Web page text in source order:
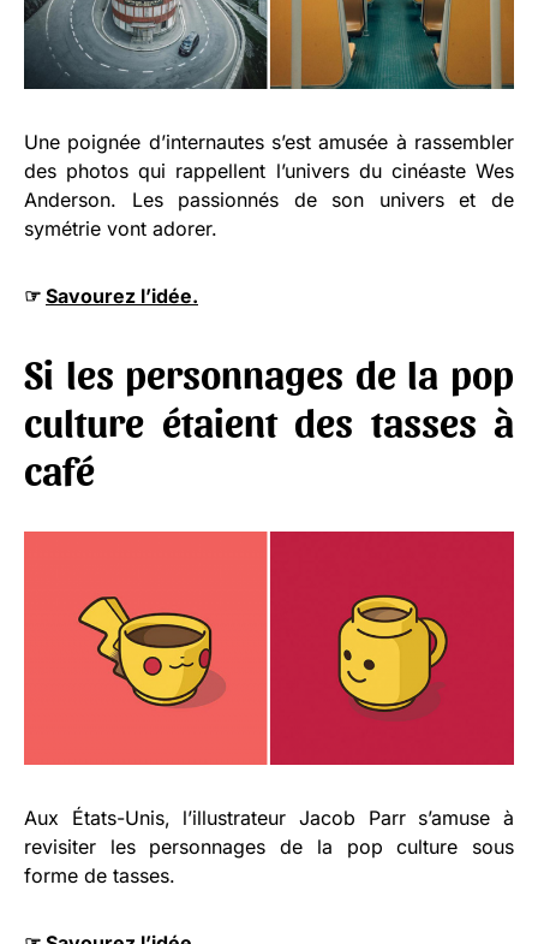
Une poignée d’internautes s’est amusée à rassembler
des photos qui rappellent l’univers du cinéaste Wes
Anderson. Les passionnés de son univers et de
symétrie vont adorer.
☞ Savourez l’idée.
Si les personnages de la pop
culture étaient des tasses à
café
Aux États-Unis, l’illustrateur Jacob Parr s’amuse à
revisiter les personnages de la pop culture sous
forme de tasses.